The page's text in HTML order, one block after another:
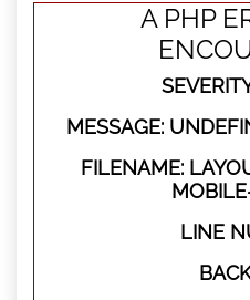
A PHP
MESSAGE:
FILENAME:
LINE